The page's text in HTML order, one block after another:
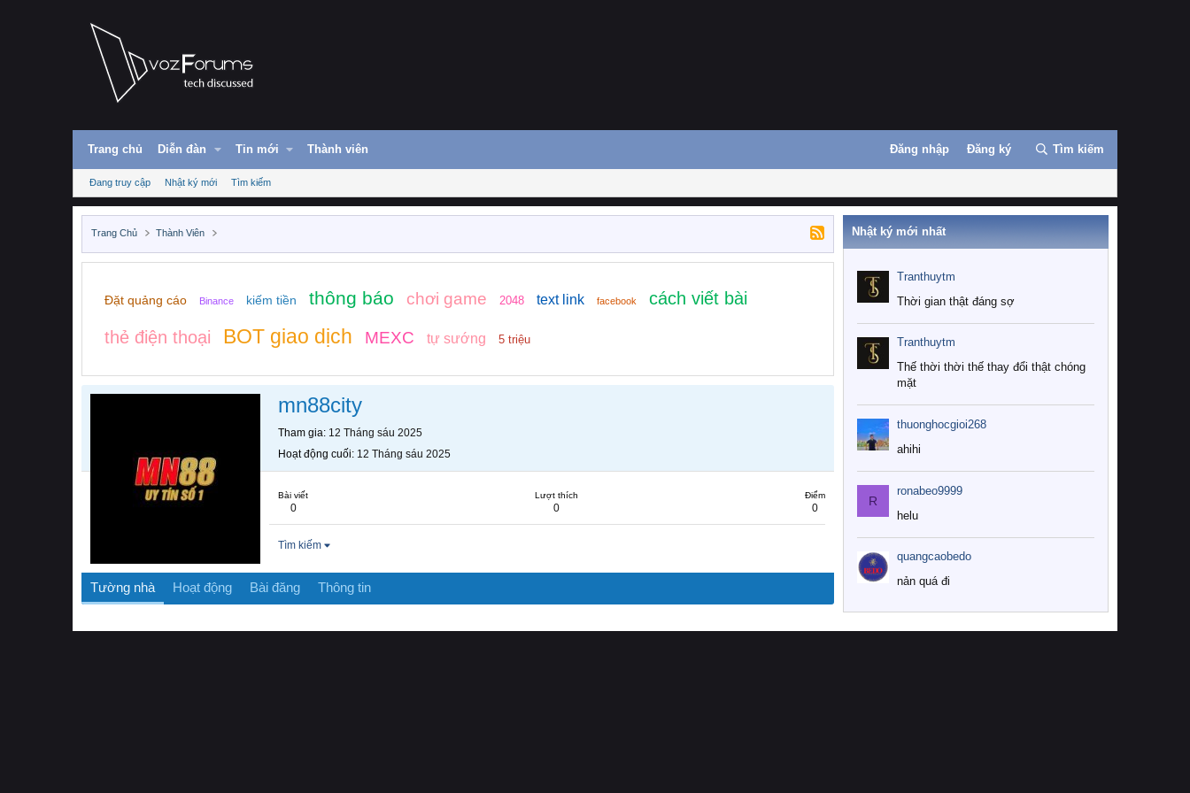
Trang chủ Diễn đàn Tin mới Thành viên Đăng nhập Đăng ký Tìm kiếm
Đang truy cập Nhật ký mới Tìm kiếm
Trang Chủ Thành Viên
Đặt quảng cáo Binance kiếm tiền thông báo chơi game 2048 text link facebook
cách viết bài
thẻ điện thoại
BOT giao dịch MEXC tự sướng 5 triệu
mn88city
Tham gia 12 Tháng sáu 2025
Hoạt động cuối 12 Tháng sáu 2025
Bài viết
0
Lượt thích
0
Điểm
0
Tìm kiếm
Tường nhà Hoạt động Bài đăng Thông tin
Nhật ký mới nhất
Tranthuytm
Thời gian thật đáng sợ
Tranthuytm
Thế thời thời thế thay đổi thật chóng
mặt
thuonghocgioi268
ahihi
R
ronabeo9999
helu
quangcaobedo
nản quá đi